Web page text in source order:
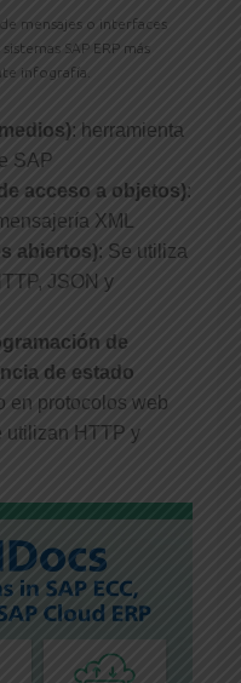
mensajes o interfaces
SAP ERP más
infografía.
: herramienta
SAP
acceso a objetos):
XML
abiertos): Se utiliza
JSON y
de
de estado
en protocolos web
utilizan HTTP y